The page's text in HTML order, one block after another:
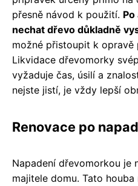
přesně návod k použití.
nechat dřevo důkladně
možné přistoupit k opravě
Likvidace dřevomorky
vyžaduje čas, úsilí a
nejste jistí, je vždy lepší
Renovace po
Napadení dřevomorkou je
majitele domu. Tato